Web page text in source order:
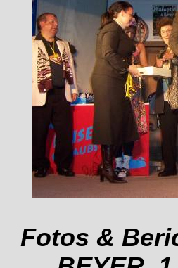
Fotos &